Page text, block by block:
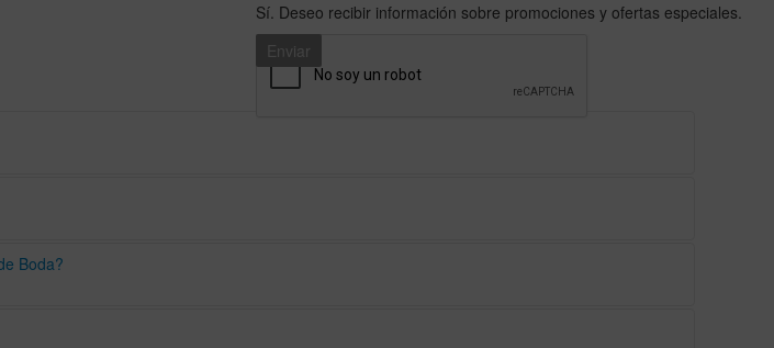
Sí. Deseo recibir información sobre promociones y ofertas especiales.
las mejores ubicaciones frente al mar. Disfruta de la suave arena bajo tus pies y las aguas
Boda?
quien le brindará un servicio totalmente personalizado para hacer realidad la celebración